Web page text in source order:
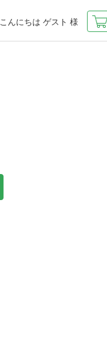
こんにちは ゲスト 様